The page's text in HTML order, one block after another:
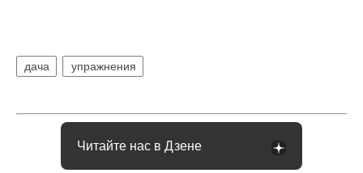
дача упражнения
Читайте нас в Дзене